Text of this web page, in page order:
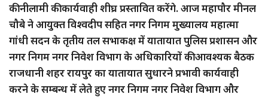
की नीलामी की कार्यवाही शीघ्र प्रस्तावित करेंगे. आज महापौर मीनल
चौबे ने आयुक्त विश्वदीप सहित नगर निगम मुख्यालय महात्मा
गांधी सदन के तृतीय तल सभाकक्ष में यातायात पुलिस प्रशासन और
नगर निगम नगर निवेश विभाग के अधिकारियों की आवश्यक बैठक
राजधानी शहर रायपुर का यातायात सुधारने प्रभावी कार्यवाही
करने के सम्बन्ध में लेते हुए नगर निगम नगर निवेश विभाग और